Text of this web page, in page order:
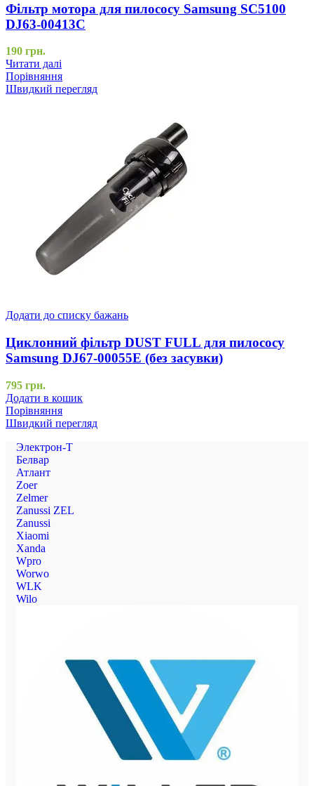
Фільтр мотора для пилососу Samsung SC5100
DJ63-00413C
190 грн.
Читати далі
Порівняння
Швидкий перегляд
Додати до списку бажань
Циклонний фільтр DUST FULL для пилососу
Samsung DJ67-00055E (без засувки)
795 грн.
Додати в кошик
Порівняння
Швидкий перегляд
Электрон-Т
Белвар
Атлант
Zoer
Zelmer
Zanussi ZEL
Zanussi
Xiaomi
Xanda
Wpro
Worwo
WLK
Wilo